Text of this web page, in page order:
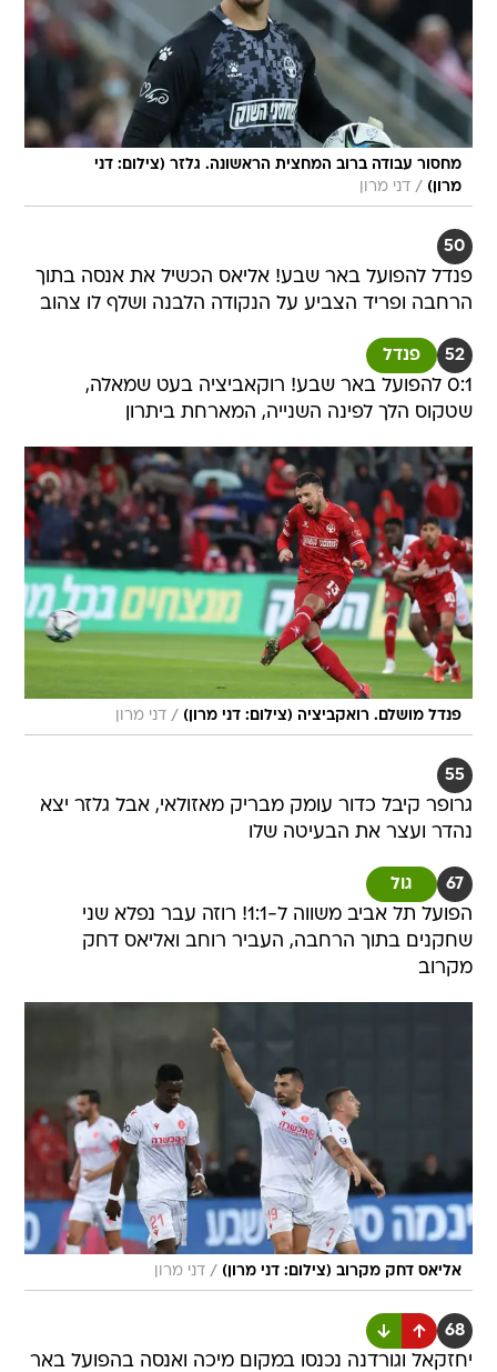
מחסור עבודה ברוב המחצית הראשונה. גלזר (צילום: דני
מרון) / דני מרון
50
פנדל להפועל באר שבע! אליאס הכשיל את אנסה בתוך
הרחבה ופריד הצביע על הנקודה הלבנה ושלף לו צהוב
52 פנדל
0:1 להפועל באר שבע! רוקאביציה בעט שמאלה,
שטקוס הלך לפינה השנייה, המארחת ביתרון
פנדל מושלם. רואקביציה (צילום: דני מרון) / דני מרון
55
גרופר קיבל כדור עומק מבריק מאזולאי, אבל גלזר יצא
נהדר ועצר את הבעיטה שלו
67 גול
הפועל תל אביב משווה ל-1:1! רוזה עבר נפלא שני
שחקנים בתוך הרחבה, העביר רוחב ואליאס דחק
מקרוב
אליאס דחק מקרוב (צילום: דני מרון) / דני מרון
68
יחזקאל וגורדנה נכנסו במקום מיכה ואנסה בהפועל באר